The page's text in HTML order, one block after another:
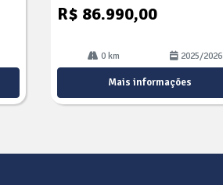
R$ 86.990,00
0 km 2025/2026
Mais informações